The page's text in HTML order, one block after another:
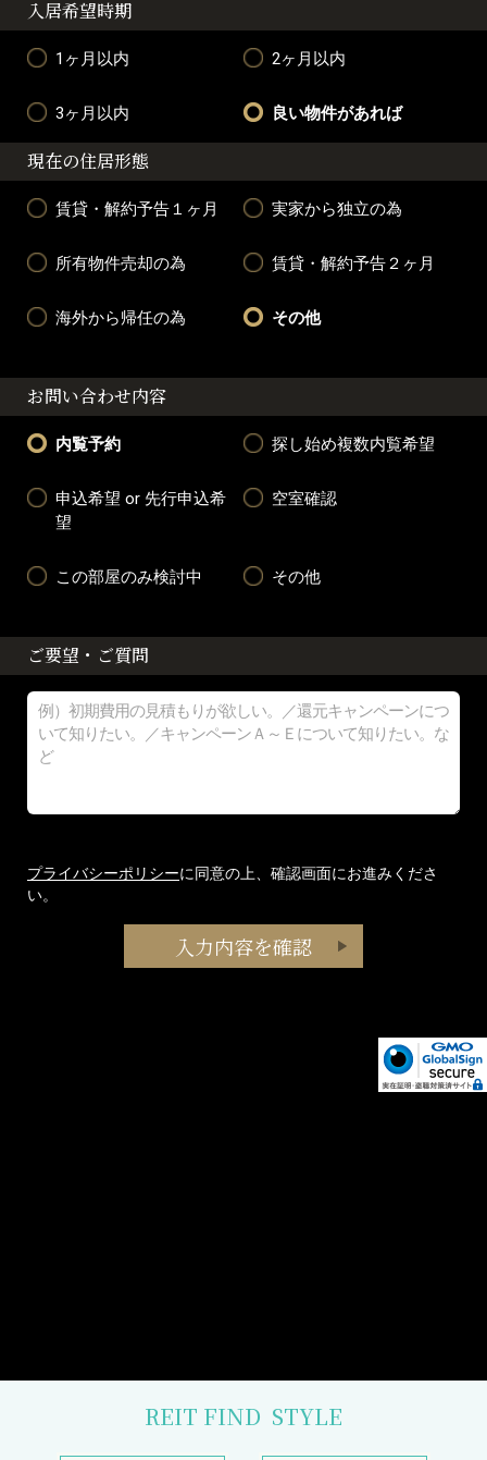
入居希望時期
1ヶ月以内 2ヶ月以内
3ヶ月以内 良い物件があれば
現在の住居形態
賃貸・解約予告１ヶ月 実家から独立の為
所有物件売却の為 賃貸・解約予告２ヶ月
海外から帰任の為 その他
お問い合わせ内容
内覧予約 探し始め複数内覧希望
申込希望 or 先行申込希
望
空室確認
この部屋のみ検討中 その他
ご要望・ご質問
プライバシーポリシーに同意の上、確認画面にお進みくださ
い。
REIT FIND STYLE